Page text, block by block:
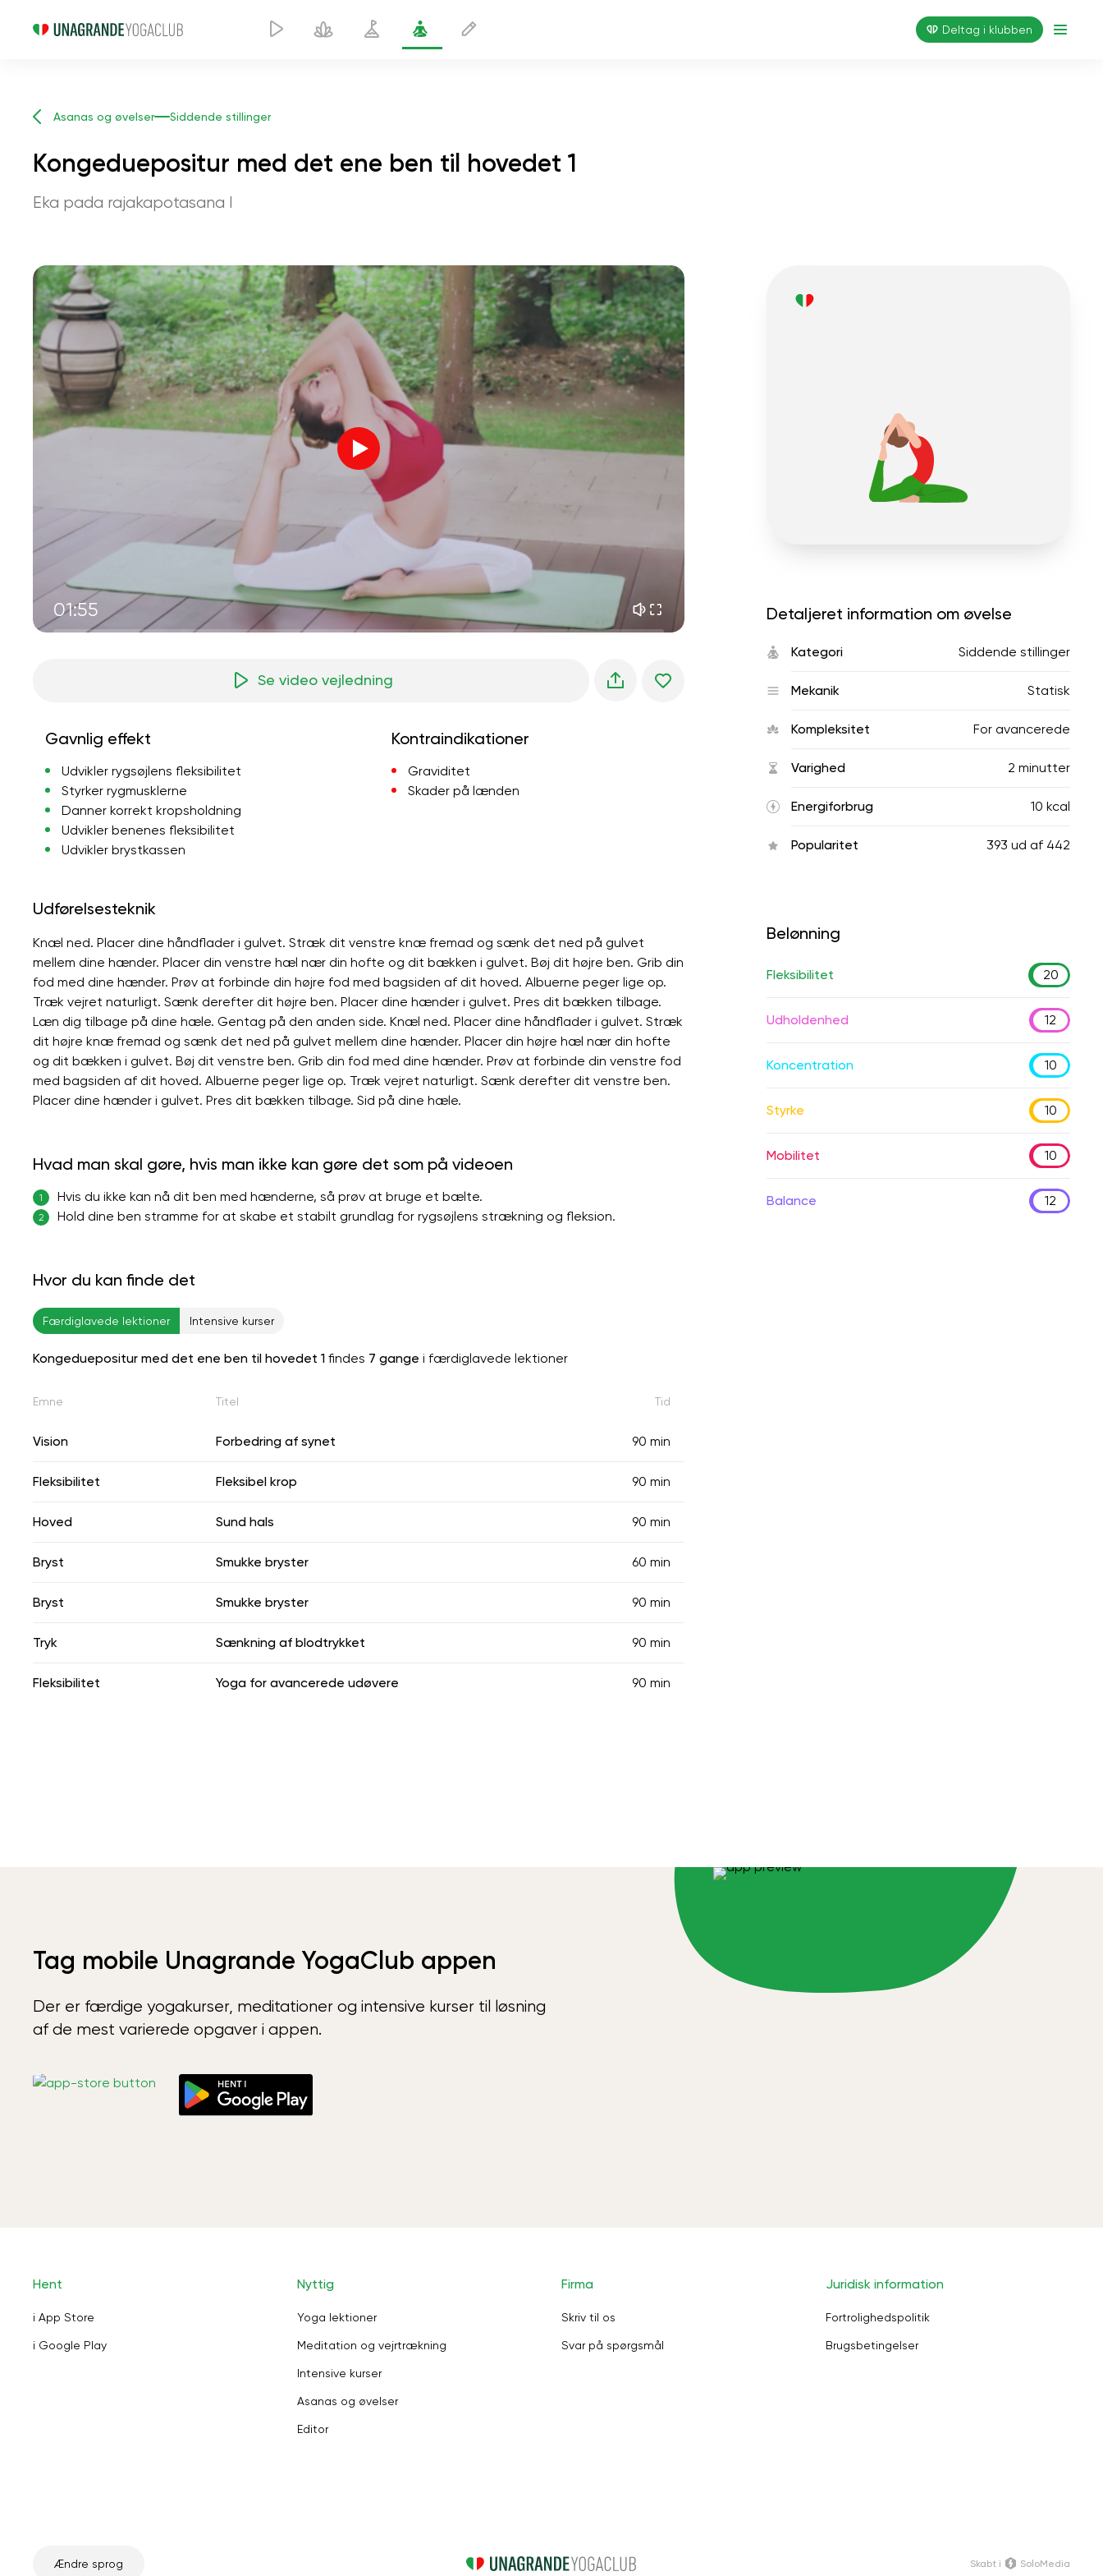
Deltag i klubben
Asanas og øvelser Siddende stillinger
Kongeduepositur med det ene ben til hovedet 1
Eka pada rajakapotasana I
01:55
Instruktørens stemme
sjælens flugt 01:44
indre fred 01:27
morgendrømme
skovens kølighed 05:00
sommerregn
havbrise
vindens stemme
forårsskov 02:00
Se video vejledning
Gavnlig effekt
Udvikler rygsøjlens fleksibilitet
Styrker rygmusklerne
Danner korrekt kropsholdning
Udvikler benenes fleksibilitet
Udvikler brystkassen
Kontraindikationer
Graviditet
Skader på lænden
Udførelsesteknik
Knæl ned. Placer dine håndflader i gulvet. Stræk dit venstre knæ fremad og sænk det ned på gulvet
mellem dine hænder. Placer din venstre hæl nær din hofte og dit bækken i gulvet. Bøj dit højre ben. Grib din
fod med dine hænder. Prøv at forbinde din højre fod med bagsiden af ​​dit hoved. Albuerne peger lige op.
Træk vejret naturligt. Sænk derefter dit højre ben. Placer dine hænder i gulvet. Pres dit bækken tilbage.
Læn dig tilbage på dine hæle. Gentag på den anden side. Knæl ned. Placer dine håndflader i gulvet. Stræk
dit højre knæ fremad og sænk det ned på gulvet mellem dine hænder. Placer din højre hæl nær din hofte
og dit bækken i gulvet. Bøj dit venstre ben. Grib din fod med dine hænder. Prøv at forbinde din venstre fod
med bagsiden af ​​dit hoved. Albuerne peger lige op. Træk vejret naturligt. Sænk derefter dit venstre ben.
Placer dine hænder i gulvet. Pres dit bækken tilbage. Sid på dine hæle.
Hvad man skal gøre, hvis man ikke kan gøre det som på videoen
1 Hvis du ikke kan nå dit ben med hænderne, så prøv at bruge et bælte.
2 Hold dine ben stramme for at skabe et stabilt grundlag for rygsøjlens strækning og fleksion.
Hvor du kan finde det
Færdiglavede lektioner Intensive kurser
Kongeduepositur med det ene ben til hovedet 1 findes 7 gange i færdiglavede lektioner
Emne Titel Tid
Vision Forbedring af synet 90 min
Fleksibilitet Fleksibel krop 90 min
Hoved Sund hals 90 min
Bryst Smukke bryster 60 min
Bryst Smukke bryster 90 min
Tryk Sænkning af blodtrykket 90 min
Fleksibilitet Yoga for avancerede udøvere 90 min
Detaljeret information om øvelse
Kategori Siddende stillinger
Mekanik Statisk
Kompleksitet For avancerede
Varighed 2 minutter
Energiforbrug 10 kcal
Popularitet 393 ud af 442
Belønning
Fleksibilitet 20
Udholdenhed 12
Koncentration 10
Styrke 10
Mobilitet 10
Balance 12
Tag mobile Unagrande YogaClub appen
Der er færdige yogakurser, meditationer og intensive kurser til løsning
af de mest varierede opgaver i appen.
Hent
i App Store
i Google Play
Nyttig
Yoga lektioner
Meditation og vejrtrækning
Intensive kurser
Asanas og øvelser
Editor
Firma
Skriv til os
Svar på spørgsmål
Juridisk information
Fortrolighedspolitik
Brugsbetingelser
Ændre sprog Skabt i SoloMedia